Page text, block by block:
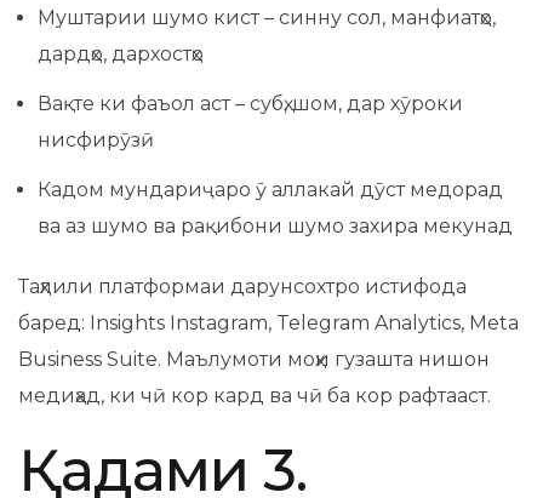
Муштарии шумо кист – синну сол, манфиатҳо,
дардҳо, дархостҳо
Вақте ки фаъол аст – субҳ, шом, дар хӯроки
нисфирӯзӣ
Кадом мундариҷаро ӯ аллакай дӯст медорад
ва аз шумо ва рақибони шумо захира мекунад
Таҳлили платформаи дарунсохтро истифода
баред: Insights Instagram, Telegram Analytics, Meta
Business Suite. Маълумоти моҳи гузашта нишон
медиҳад, ки чӣ кор кард ва чӣ ба кор рафтааст.
Қадами 3.